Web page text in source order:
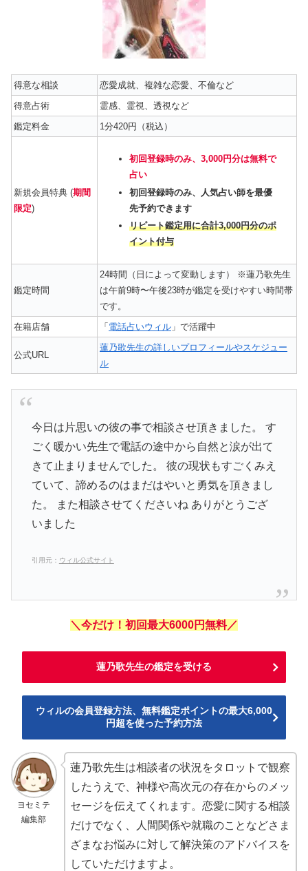
得意な相談
恋愛成就、複雑な恋愛、不倫など
得意占術
霊感、霊視、透視など
鑑定料金
1分420円（税込）
新規会員特典 (期間
限定)
初回登録時のみ、3,000円分は無料で
占い
初回登録時のみ、人気占い師を最優
先予約できます
リピート鑑定用に合計3,000円分のポ
イント付与
鑑定時間
24時間（日によって変動します） ※蓮乃歌先生
は午前9時〜午後23時が鑑定を受けやすい時間帯
です。
在籍店舗
「電話占いウィル 」で活躍中
公式URL
蓮乃歌先生の詳しいプロフィールやスケジュー
ル
今日は片思いの彼の事で相談させ頂きました。 す
ごく暖かい先生で電話の途中から自然と涙が出て
きて止まりませんでした。 彼の現状もすごくみえ
ていて、諦めるのはまだはやいと勇気を頂きまし
た。 また相談させてくださいね ありがとうござ
いました
引用元： ウィル公式サイト
＼今だけ！初回最大6000円無料／
蓮乃歌先生の鑑定を受ける
ウィルの会員登録方法、無料鑑定ポイントの最大6,000
円超を使った予約方法
ヨセミテ
編集部
蓮乃歌先生は相談者の状況をタロットで観察
したうえで、神様や高次元の存在からのメッ
セージを伝えてくれます。恋愛に関する相談
だけでなく、人間関係や就職のことなどさま
ざまなお悩みに対して解決策のアドバイスを
していただけますよ。